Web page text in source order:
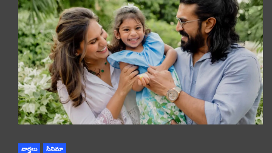
వార్తలు సినిమా